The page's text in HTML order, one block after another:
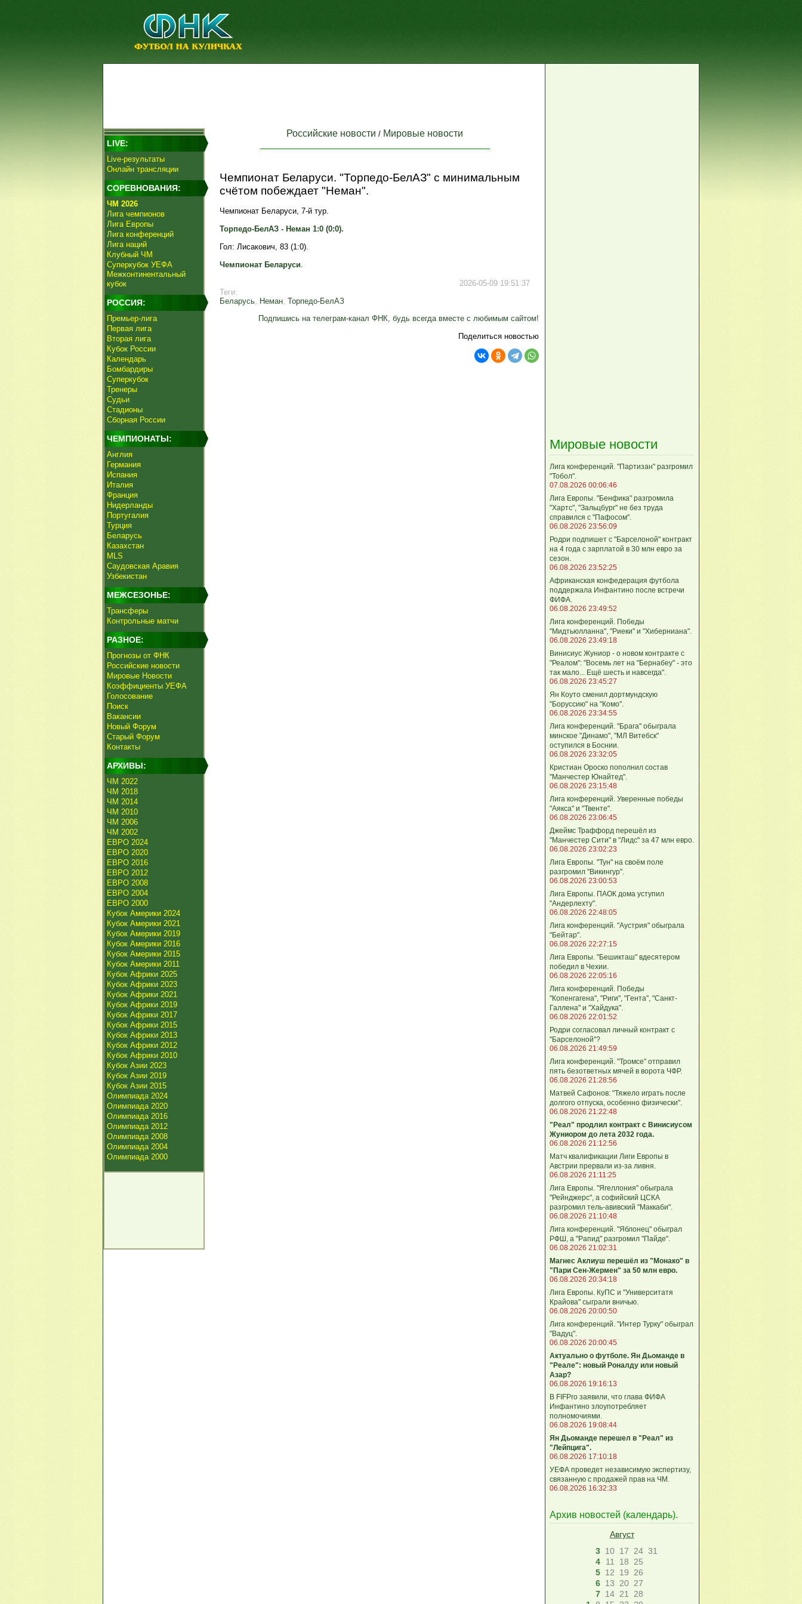
LIVE:
Live-результаты
Онлайн трансляции
СОРЕВНОВАНИЯ:
ЧМ 2026
Лига чемпионов
Лига Европы
Лига конференций
Лига наций
Клубный ЧМ
Суперкубок УЕФА
Межконтинентальный
кубок
РОССИЯ:
Премьер-лига
Первая лига
Вторая лига
Кубок России
Календарь
Бомбардиры
Суперкубок
Тренеры
Судьи
Стадионы
Сборная России
ЧЕМПИОНАТЫ:
Англия
Германия
Испания
Италия
Франция
Нидерланды
Португалия
Турция
Беларусь
Казахстан
MLS
Саудовская Аравия
Узбекистан
МЕЖСЕЗОНЬЕ:
Трансферы
Контрольные матчи
РАЗНОЕ:
Прогнозы от ФНК
Российские новости
Мировые Новости
Коэффициенты УЕФА
Голосование
Поиск
Вакансии
Новый Форум
Старый Форум
Контакты
АРХИВЫ:
ЧМ 2022
ЧМ 2018
ЧМ 2014
ЧМ 2010
ЧМ 2006
ЧМ 2002
ЕВРО 2024
ЕВРО 2020
ЕВРО 2016
ЕВРО 2012
ЕВРО 2008
ЕВРО 2004
ЕВРО 2000
Кубок Америки 2024
Кубок Америки 2021
Кубок Америки 2019
Кубок Америки 2016
Кубок Америки 2015
Кубок Америки 2011
Кубок Африки 2025
Кубок Африки 2023
Кубок Африки 2021
Кубок Африки 2019
Кубок Африки 2017
Кубок Африки 2015
Кубок Африки 2013
Кубок Африки 2012
Кубок Африки 2010
Кубок Азии 2023
Кубок Азии 2019
Кубок Азии 2015
Олимпиада 2024
Олимпиада 2020
Олимпиада 2016
Олимпиада 2012
Олимпиада 2008
Олимпиада 2004
Олимпиада 2000
Российские новости / Мировые новости
Чемпионат Беларуси. "Торпедо-БелАЗ" с минимальным
счётом побеждает "Неман".
Чемпионат Беларуси, 7-й тур.
Торпедо-БелАЗ - Неман 1:0 (0:0).
Гол: Лисакович, 83 (1:0).
Чемпионат Беларуси.
2026-05-09 19:51:37
Теги:
Беларусь, Неман, Торпедо-БелАЗ
Подпишись на телеграм-канал ФНК, будь всегда вместе с любимым сайтом!
Поделиться новостью
Мировые новости
Лига кoнференций. "Партизан" разгромил
"Тобол".
07.08.2026 00:06:46
Лига Европы. "Бенфика" разгромила
"Хартс", "Зальцбург" не без труда
справился с "Пафосом".
06.08.2026 23:56:09
Родри подпишет с "Барселоной" контракт
на 4 года с зарплатой в 30 млн евро за
сезон.
06.08.2026 23:52:25
Африканская конфедерация футбола
поддержала Инфантино после встречи
ФИФА.
06.08.2026 23:49:52
Лига кoнференций. Победы
"Мидтьюлланна", "Риеки" и "Хиберниана".
06.08.2026 23:49:18
Винисиус Жуниор - о новом контракте с
"Реалом": "Восемь лет на "Бернабеу" - это
так мало... Ещё шесть и навсегда".
06.08.2026 23:45:27
Ян Коуто сменил дортмундскую
"Боруссию" на "Комо".
06.08.2026 23:34:55
Лига кoнференций. "Брага" обыграла
минское "Динамо", "МЛ Витебск"
оступился в Боснии.
06.08.2026 23:32:05
Кристиан Ороско пополнил состав
"Манчестер Юнайтед".
06.08.2026 23:15:48
Лига кoнференций. Уверенные победы
"Аякса" и "Твенте".
06.08.2026 23:06:45
Джеймс Траффорд перешёл из
"Манчестер Сити" в "Лидс" за 47 млн евро.
06.08.2026 23:02:23
Лига Европы. "Тун" на своём поле
разгромил "Викингур".
06.08.2026 23:00:53
Лига Европы. ПАОК дома уступил
"Андерлехту".
06.08.2026 22:48:05
Лига конференций. "Аустрия" обыграла
"Бейтар".
06.08.2026 22:27:15
Лига Европы. "Бешикташ" вдесятером
победил в Чехии.
06.08.2026 22:05:16
Лига конференций. Победы
"Копенгагена", "Риги", "Гента", "Санкт-
Галлена" и "Хайдука".
06.08.2026 22:01:52
Родри согласовал личный контракт с
"Барселоной"?
06.08.2026 21:49:59
Лига конференций. "Тромсе" отправил
пять безответных мячей в ворота ЧФР.
06.08.2026 21:28:56
Матвей Сафонов: "Тяжело играть после
долгого отпуска, особенно физически".
06.08.2026 21:22:48
"Реал" продлил контракт с Винисиусом
Жуниором до лета 2032 года.
06.08.2026 21:12:56
Матч квалификации Лиги Европы в
Австрии прервали из-за ливня.
06.08.2026 21:11:25
Лига Европы. "Ягеллония" обыграла
"Рейнджерс", а софийский ЦСКА
разгромил тель-авивский "Маккаби".
06.08.2026 21:10:48
Лига кoнференций. "Яблонец" обыграл
РФШ, а "Рапид" разгромил "Пайде".
06.08.2026 21:02:31
Магнес Аклиуш перешёл из "Монако" в
"Пари Сен-Жермен" за 50 млн евро.
06.08.2026 20:34:18
Лига Европы. КуПС и "Университатя
Крайова" сыграли вничью.
06.08.2026 20:00:50
Лига конференций. "Интер Турку" обыграл
"Вадуц".
06.08.2026 20:00:45
Актуально о футболе. Ян Дьоманде в
"Реале": новый Роналду или новый
Азар?
06.08.2026 19:16:13
В FIFPro заявили, что глава ФИФА
Инфантино злоупотребляет
полномочиями.
06.08.2026 19:08:44
Ян Дьоманде перешел в "Реал" из
"Лейпцига".
06.08.2026 17:10:18
УЕФА проведет независимую экспертизу,
связанную с продажей прав на ЧМ.
06.08.2026 16:32:33
Архив новостей (календарь).
Август
3 10 17 24 31
4
11 18
25
5 12 19
26
6 13 20 27
7 14 21
28